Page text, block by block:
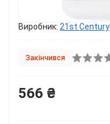
Виробник: 21st Century
Закінчився
566 ₴